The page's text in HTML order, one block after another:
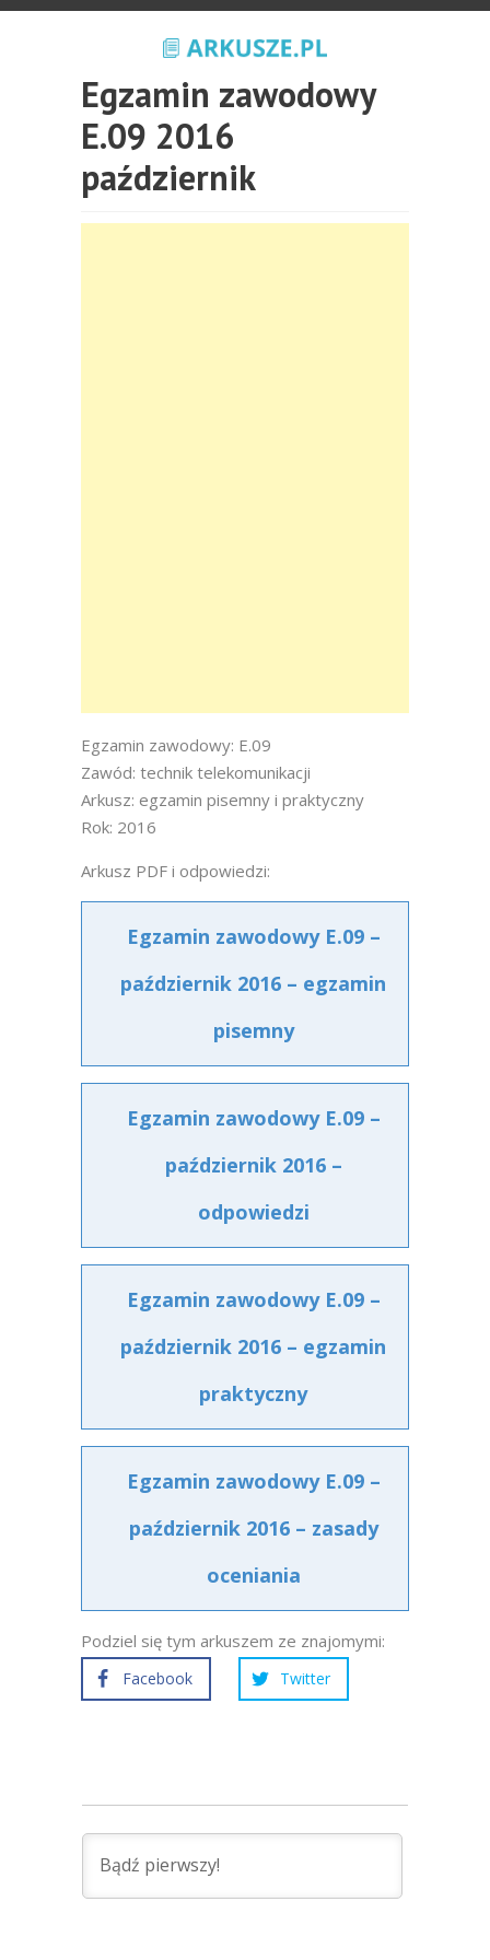
Egzamin zawodowy
E.09 2016
październik
Egzamin zawodowy: E.09
Zawód: technik telekomunikacji
Arkusz: egzamin pisemny i praktyczny
Rok: 2016
Arkusz PDF i odpowiedzi:
Egzamin zawodowy E.09 –
październik 2016 – egzamin
pisemny
Egzamin zawodowy E.09 –
październik 2016 –
odpowiedzi
Egzamin zawodowy E.09 –
październik 2016 – egzamin
praktyczny
Egzamin zawodowy E.09 –
październik 2016 – zasady
oceniania
Podziel się tym arkuszem ze znajomymi:
Facebook Twitter